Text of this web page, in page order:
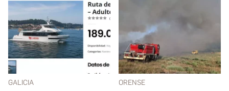
GALICIA ORENSE